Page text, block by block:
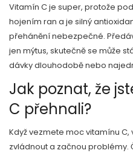
Vitamín C je super, protože
hojením ran a je silný
přehánění nebezpečné.
jen mýtus, skutečně se může
dávky dlouhodobě nebo
Jak poznat, že
C přehnali?
Když vezmete moc vitamínu
zvládnout a začnou problémy.